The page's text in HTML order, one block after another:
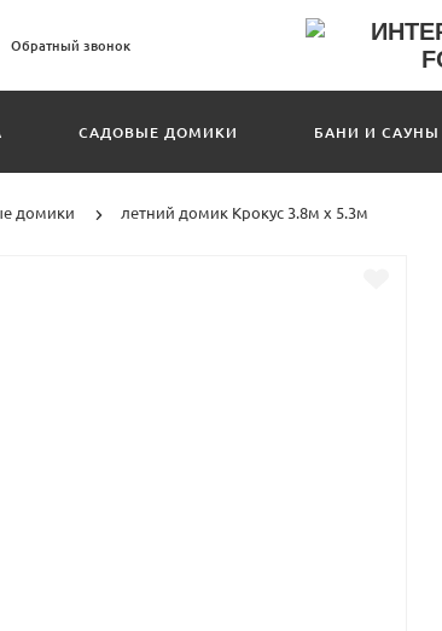
Обратный звонок
САДОВЫЕ ДОМИКИ БАНИ И САУНЫ
домики летний домик Крокус 3.8м х 5.3м